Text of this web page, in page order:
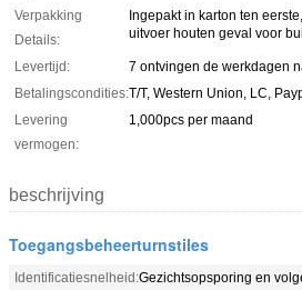
Verpakking
Details:
Ingepakt in karton ten
uitvoer houten geval voor
Levertijd:
7 ontvingen de werkdagen
Betalingscondities:T/T, Western Union, LC,
Levering
vermogen:
1,000pcs per maand
beschrijving
Toegangsbeheerturnstiles
Identificatiesnelheid:Gezichtsopsporing en